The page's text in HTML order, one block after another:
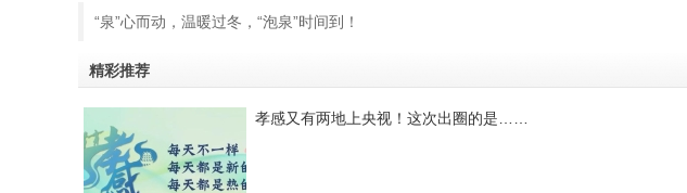
“泉”心而动，温暖过冬，“泡泉”时间到！
精彩推荐
孝感又有两地上央视！这次出圈的是……